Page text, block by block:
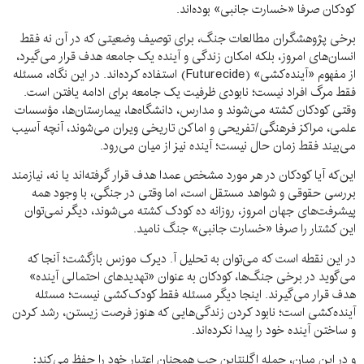
کودکان صرفا «خسارت جانبی» بوده‌اند.
برخی پژوهشگران مطالعات جنگ، برای توصیف وضعیتی که در آن نه فقط
انسان‌های امروز، بلکه امکان زندگی و آینده یک جامعه هدف قرار می‌گیرد،
از مفهوم «آینده‌کشی» (Futurecide) استفاده کرده‌اند. در این نگاه، مسئله
فقط مرگ افراد نیست؛ نابودی ظرفیت یک جامعه برای ادامه یافتن است.
وقتی کودکان کشته می‌شوند و مدارس، دانشگاه‌ها، بیمارستان‌ها، مؤسسات
علمی، مراکز فرهنگی/تفریحی و اماکن تاریخی ویران می‌شوند، آنچه آسیب
می‌بیند فقط زمان حال نیست؛ آینده نیز از میان می‌رود.
این‌که آیا کودکان در هر مورد مشخص عمدا هدف قرار گرفته‌اند یا نه، نیازمند
بررسی حقوقی و شواهد مستقل است، اما وقتی در جنگی، با وجود همه
پیشرفت‌های جهان امروز، روزانه ده کودک کشته می‌شوند، دیگر نمی‌توان
این کشتار را صرفا «خسارت جانبی» جنگ نامید.
در این نقطه است که می‌توان به تحلیل آ. دیرک موزس بازگشت؛ آنجا که
می‌گوید در برخی جنگ‌ها، کودکان به عنوان «تهدیدهای احتمالی آینده»
هدف قرار می‌گیرند. اینجا دیگر مسئله فقط کودک‌کشی نیست؛ مسئله
آینده‌کشی است؛ نابود کردن زندگی‌هایی که هنوز فرصت زیستن، رشد کردن
و ساختن آینده خود را پیدا نکرده‌اند.
و در این میان، جمله اگلنتاین جب همچنان اعتبار خود را حفظ می‌کند: